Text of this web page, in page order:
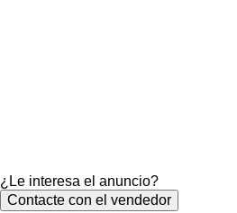
¿Le interesa el anuncio?
Contacte con el vendedor